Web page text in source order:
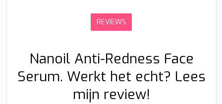
REVIEWS
Nanoil Anti-Redness Face
Serum. Werkt het echt? Lees
mijn review!